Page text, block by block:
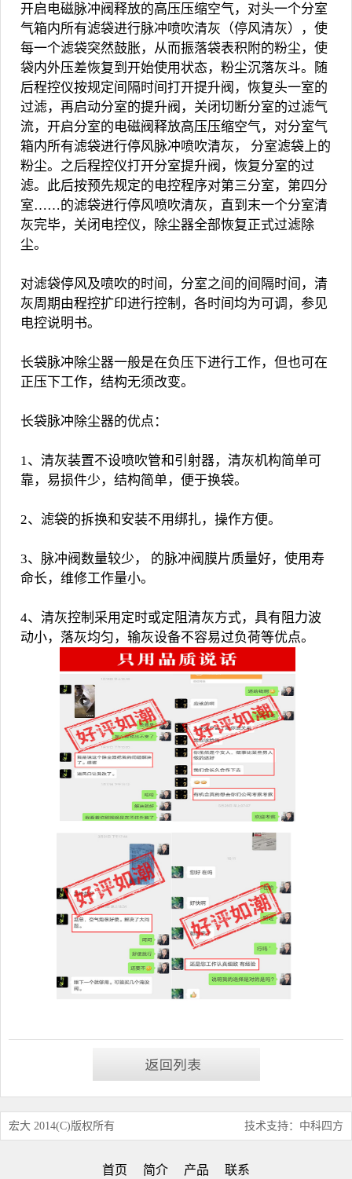
开启电磁脉冲阀释放的高压压缩空气，对头一个分室
气箱内所有滤袋进行脉冲喷吹清灰（停风清灰），使
每一个滤袋突然鼓胀，从而振落袋表积附的粉尘，使
袋内外压差恢复到开始使用状态，粉尘沉落灰斗。随
后程控仪按规定间隔时间打开提升阀，恢复头一室的
过滤，再启动分室的提升阀，关闭切断分室的过滤气
流，开启分室的电磁阀释放高压压缩空气，对分室气
箱内所有滤袋进行停风脉冲喷吹清灰， 分室滤袋上的
粉尘。之后程控仪打开分室提升阀，恢复分室的过
滤。此后按预先规定的电控程序对第三分室，第四分
室……的滤袋进行停风喷吹清灰，直到末一个分室清
灰完毕，关闭电控仪，除尘器全部恢复正式过滤除
尘。
对滤袋停风及喷吹的时间，分室之间的间隔时间，清
灰周期由程控扩印进行控制，各时间均为可调，参见
电控说明书。
长袋脉冲除尘器一般是在负压下进行工作，但也可在
正压下工作，结构无须改变。
长袋脉冲除尘器的优点：
1、清灰装置不设喷吹管和引射器，清灰机构简单可
靠，易损件少，结构简单，便于换袋。
2、滤袋的拆换和安装不用绑扎，操作方便。
3、脉冲阀数量较少， 的脉冲阀膜片质量好，使用寿
命长，维修工作量小。
4、清灰控制采用定时或定阻清灰方式，具有阻力波
动小，落灰均匀，输灰设备不容易过负荷等优点。
宏大 2014(C)版权所有 技术支持：中科四方
首页 简介 产品 联系